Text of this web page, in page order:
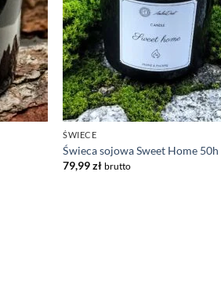
ŚWIECE
Świeca sojowa Sweet Home 50h
79,99zł brutto